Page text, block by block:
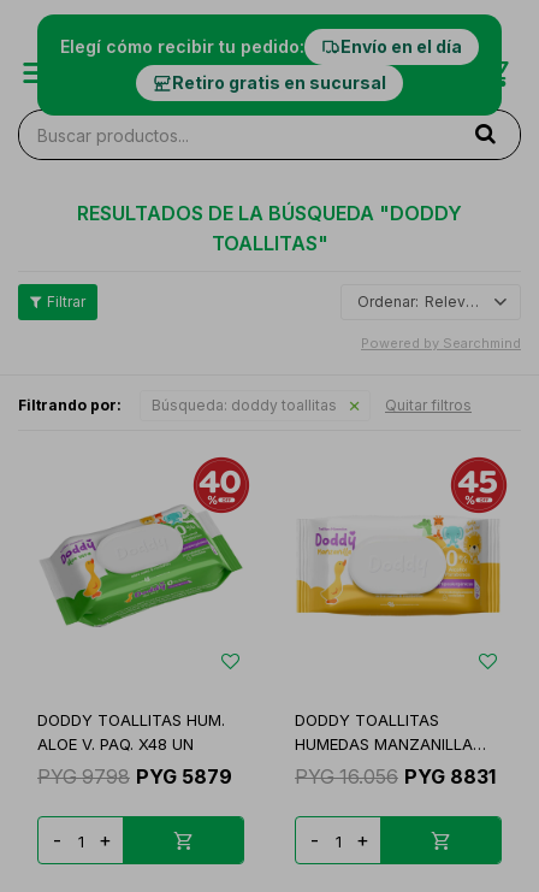
Elegí cómo recibir tu pedido:
Envío en el día
Retiro gratis en sucursal
RESULTADOS DE LA BÚSQUEDA "DODDY
TOALLITAS"
Relevancia
Powered by Searchmind
Filtrando por: Búsqueda: doddy toallitas Quitar filtros
DODDY TOALLITAS HUM.
ALOE V. PAQ. X48 UN
PYG 9798 PYG 5879
- +
DODDY TOALLITAS
HUMEDAS MANZANILLA
PAQ.
PYG 16.056 PYG 8831
- +